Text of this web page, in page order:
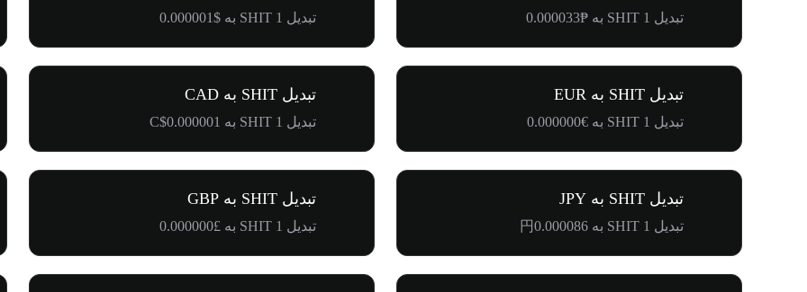
تبدیل 1 SHIT به ₱0.000033 تبدیل 1 SHIT به $0.000001
تبدیل SHIT به EUR
تبدیل 1 SHIT به €0.000000
تبدیل SHIT به CAD
تبدیل 1 SHIT به C$0.000001
تبدیل SHIT به JPY
تبدیل 1 SHIT به 円0.000086
تبدیل SHIT به GBP
تبدیل 1 SHIT به £0.000000